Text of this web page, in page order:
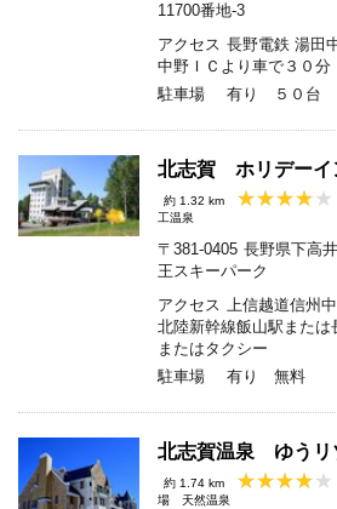
11700番地-3
アクセス 長野電鉄 湯田
中野ＩＣより車で３０分
駐車場
有り ５０台
北志賀 ホリデーイ
約 1.32 km
工温泉
〒381-0405 長野県下高
王スキーパーク
アクセス 上信越道信州
北陸新幹線飯山駅また
またはタクシー
駐車場
有り 無料
北志賀温泉 ゆうリ
約 1.74 km
場
天然温泉